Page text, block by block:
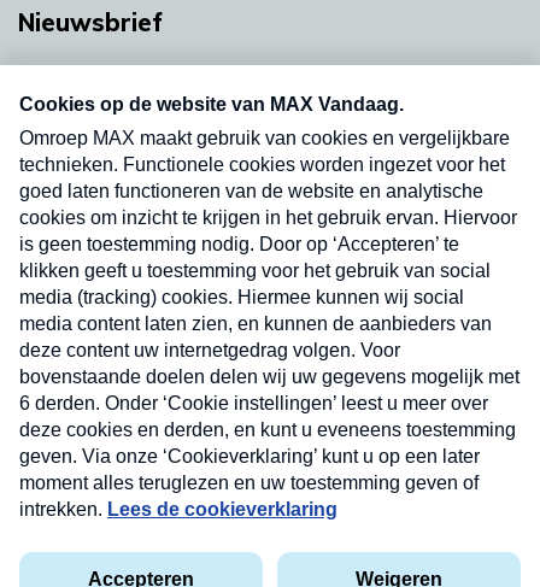
Nieuwsbrief
Neem hier een gratis abonnement op onze
nieuwsbrief. Elke vrijdag- en dinsdagochtend in
uw mailbox.
Verzend
Privacyverklaring
Cookieverklaring
Nieuwsbrief
Neem hier een gratis abonnement op onze
nieuwsbrief. Elke vrijdag- en dinsdagochtend in uw